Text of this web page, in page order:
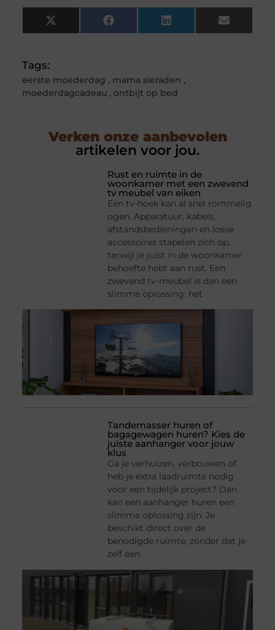
X
(Twitter)
Facebook LinkedIn Email
Tags:
eerste moederdag , mama sieraden ,
moederdagcadeau , ontbijt op bed
Verken onze aanbevolen
artikelen voor jou.
Rust en ruimte in de
woonkamer met een zwevend
tv meubel van eiken
Een tv-hoek kan al snel rommelig
ogen. Apparatuur, kabels,
afstandsbedieningen en losse
accessoires stapelen zich op,
terwijl je juist in de woonkamer
behoefte hebt aan rust. Een
zwevend tv-meubel is dan een
slimme oplossing: het
Tandemasser huren of
bagagewagen huren? Kies de
juiste aanhanger voor jouw
klus
Ga je verhuizen, verbouwen of
heb je extra laadruimte nodig
voor een tijdelijk project? Dan
kan een aanhanger huren een
slimme oplossing zijn. Je
beschikt direct over de
benodigde ruimte, zonder dat je
zelf een